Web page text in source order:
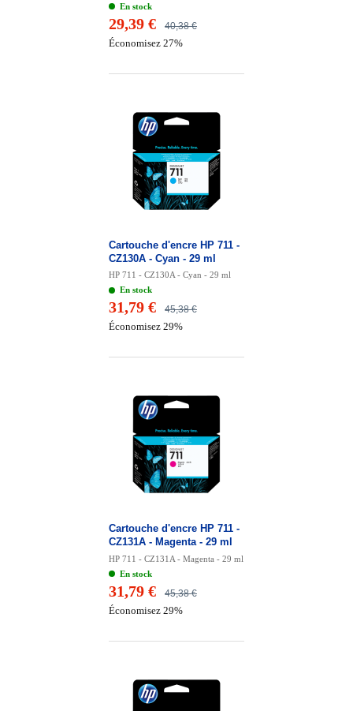
En stock
40,38 €
29,39 €
Économisez 27%
Cartouche d'encre HP 711 -
CZ130A - Cyan - 29 ml
HP 711 - CZ130A - Cyan - 29 ml
En stock
45,38 €
31,79 €
Économisez 29%
Cartouche d'encre HP 711 -
CZ131A - Magenta - 29 ml
HP 711 - CZ131A - Magenta - 29 ml
En stock
45,38 €
31,79 €
Économisez 29%